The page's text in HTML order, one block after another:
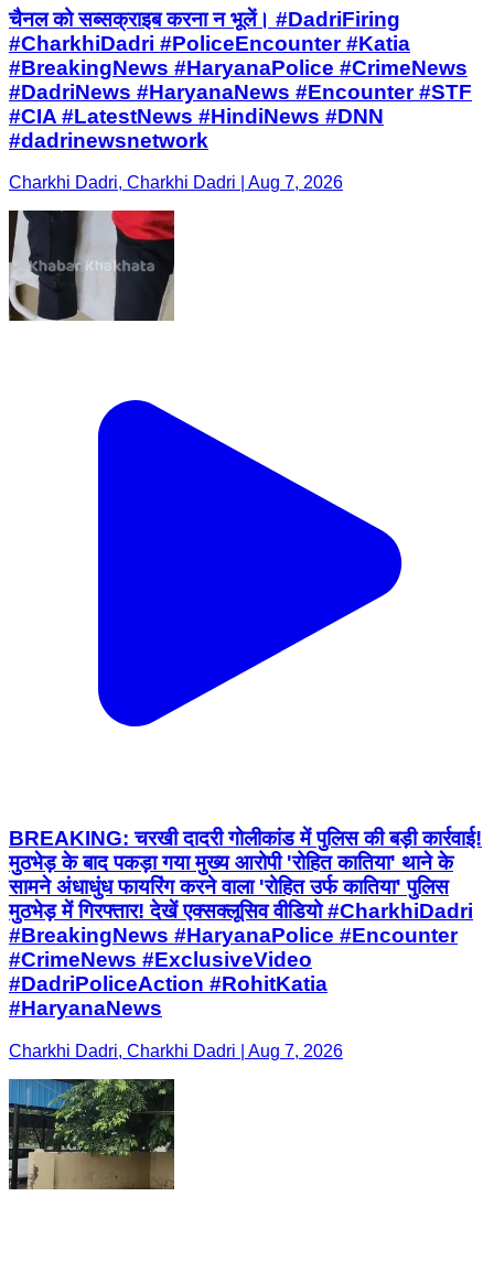
चैनल को सब्सक्राइब करना न भूलें। #DadriFiring
#CharkhiDadri #PoliceEncounter #Katia
#BreakingNews #HaryanaPolice #CrimeNews
#DadriNews #HaryanaNews #Encounter #STF
#CIA #LatestNews #HindiNews #DNN
#dadrinewsnetwork
Charkhi Dadri, Charkhi Dadri | Aug 7, 2026
BREAKING: चरखी दादरी गोलीकांड में पुलिस की बड़ी कार्रवाई!
मुठभेड़ के बाद पकड़ा गया मुख्य आरोपी 'रोहित कातिया' थाने के
सामने अंधाधुंध फायरिंग करने वाला 'रोहित उर्फ कातिया' पुलिस
मुठभेड़ में गिरफ्तार! देखें एक्सक्लूसिव वीडियो #CharkhiDadri
#BreakingNews #HaryanaPolice #Encounter
#CrimeNews #ExclusiveVideo
#DadriPoliceAction #RohitKatia
#HaryanaNews
Charkhi Dadri, Charkhi Dadri | Aug 7, 2026